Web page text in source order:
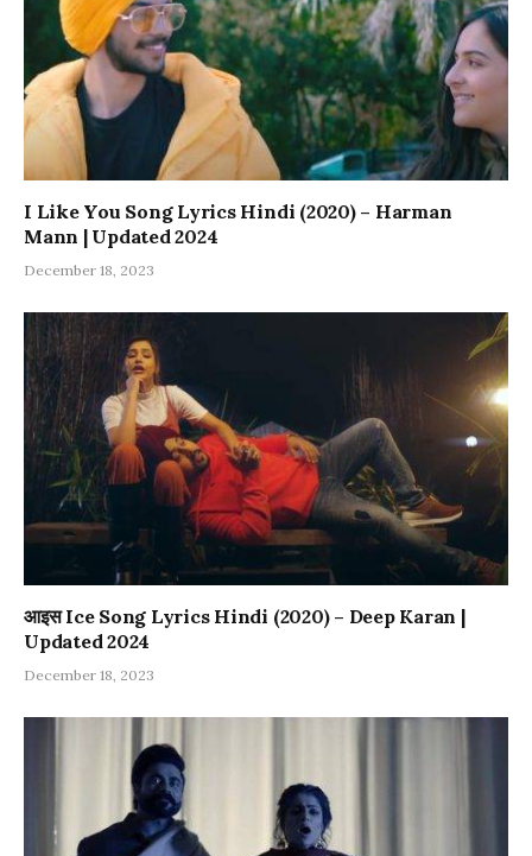
I Like You Song Lyrics Hindi (2020) – Harman
Mann | Updated 2024
December 18, 2023
आइस Ice Song Lyrics Hindi (2020) – Deep Karan |
Updated 2024
December 18, 2023